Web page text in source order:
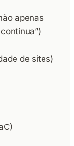
apenas
de sites)